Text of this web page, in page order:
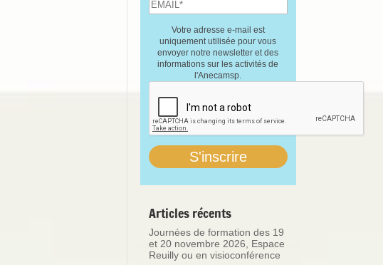
Votre adresse e-mail est
uniquement utilisée pour vous
envoyer notre newsletter et des
informations sur les activités de
l'Anecamsp.
Articles récents
Journées de formation des 19
et 20 novembre 2026, Espace
Reuilly ou en visioconférence